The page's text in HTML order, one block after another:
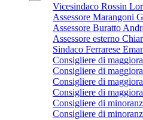
Vicesindaco Rossin
Assessore Marangoni
Assessore Buratto
Assessore esterno
Sindaco Ferrarese
Consigliere di
Consigliere di
Consigliere di
Consigliere di
Consigliere di
Consigliere di